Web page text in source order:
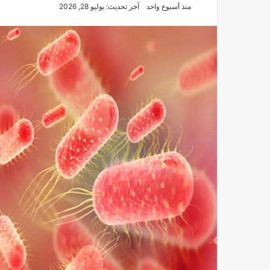
منذ أسبوع واحد آخر تحديث: يوليو 28, 2026